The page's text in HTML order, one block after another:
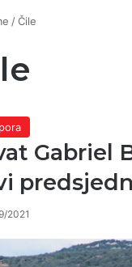
/Čile
Gabriel
2021